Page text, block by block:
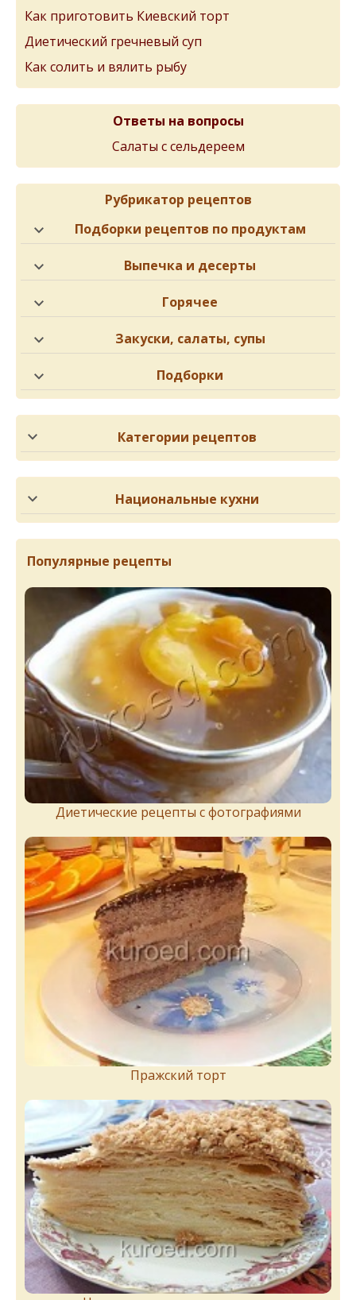
Как приготовить Киевский торт
Диетический гречневый суп
Как солить и вялить рыбу
Ответы на вопросы
Салаты с сельдереем
Рубрикатор рецептов
Подборки рецептов по продуктам
Выпечка и десерты
Горячее
Закуски, салаты, супы
Подборки
Категории рецептов
Национальные кухни
Популярные рецепты
Диетические рецепты с фотографиями
Пражский торт